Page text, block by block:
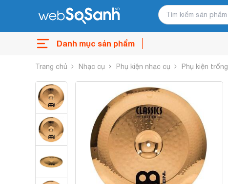
Danh mục sản phẩm
Trang chủ Nhạc cụ Phụ kiện nhạc cụ Phụ kiện trống